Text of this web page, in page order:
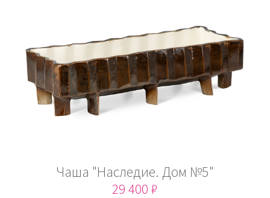
Чаша "Наследие. Дом №5"
29 400 ₽